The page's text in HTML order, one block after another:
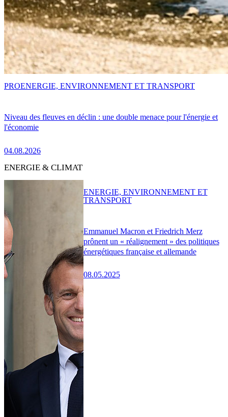
Niveau des fleuves en déclin : une double menace pour l'énergie et
l'économie
04.08.2026
PROENERGIE, ENVIRONNEMENT ET TRANSPORT
ENERGIE & CLIMAT
Emmanuel Macron et Friedrich Merz
prônent un « réalignement » des politiques
énergétiques française et allemande
08.05.2025
ENERGIE, ENVIRONNEMENT ET
TRANSPORT